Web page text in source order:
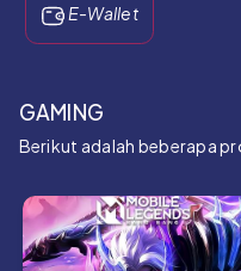
E-Wallet
GAMING
Berikut adalah beberapa